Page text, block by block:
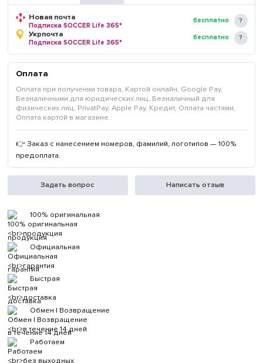
Новая почта
Подписка SOCCER Life 365*
бесплатно
Укрпочта
Подписка SOCCER Life 365*
бесплатно
Оплата
Оплата при получении товара, Картой онлайн, Google Pay,
Безналичными для юридических лиц, Безналичный для
физических лиц, PrivatPay, Apple Pay, Кредит, Оплата частями,
Оплата картой в магазине.
👉 Заказ с нанесением номеров, фамилий, логотипов — 100%
предоплата.
Задать вопрос Написать отзыв
100% оригинальная
продукция
Официальная
гарантия
Быстрая
доставка
Обмен | Возвращение
в течение 14 дней
Работаем